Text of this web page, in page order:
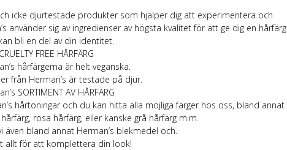
icke djurtestade produkter som hjälper dig att experimentera och
använder sig av ingredienser av högsta kvalitet för att ge dig en hårfärg
bli en del av din identitet.
CRUELTY FREE HÅRFÄRG
hårfärgerna är helt veganska.
från Herman’s är testade på djur.
SORTIMENT AV HÅRFÄRG
hårtoningar och du kan hitta alla möjliga färger hos oss, bland annat
rosa hårfärg, eller kanske grå hårfärg m.m.
även bland annat Herman’s blekmedel och.
allt för att komplettera din look!